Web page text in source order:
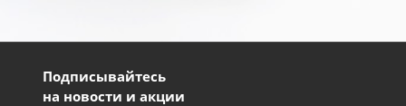
Подписывайтесь
на новости и акции